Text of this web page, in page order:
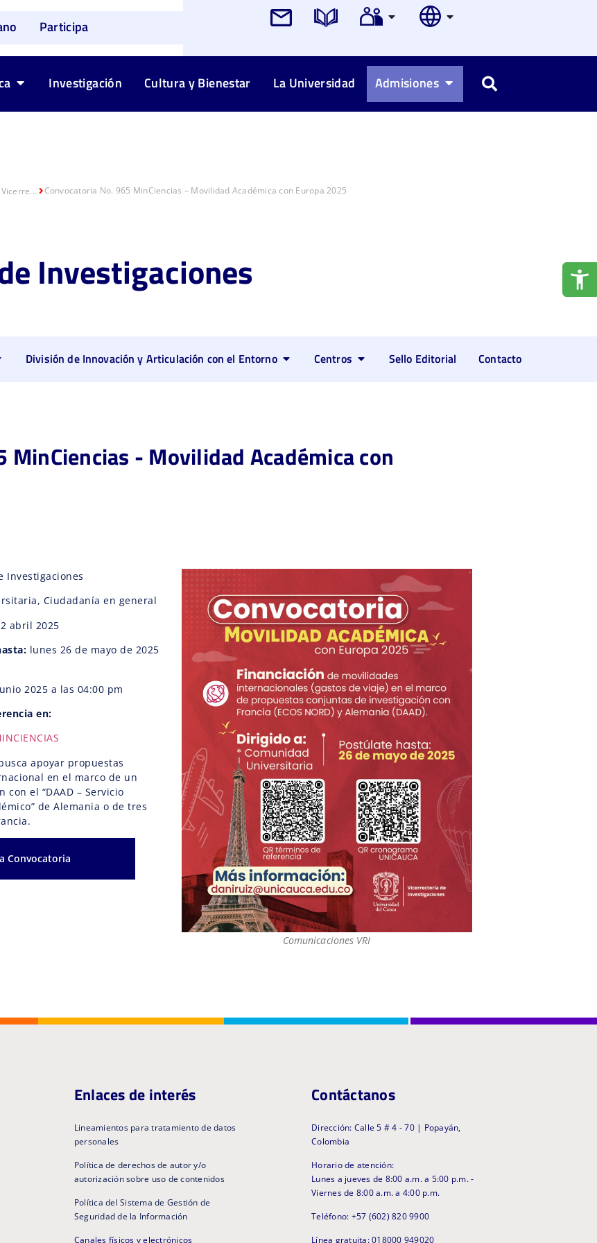
Participa
Investigación Cultura y Bienestar La Universidad Admisiones Buscar
Convocatoria No. 965 MinCiencias – Movilidad Académica con Europa 2025​
Investigaciones
División de Innovación y Articulación con el Entorno Centros Sello Editorial Contacto
MinCiencias - Movilidad Académica con
Investigaciones
Ciudadanía en general
abril 2025
lunes 26 de mayo de 2025
2025 a las 04:00 pm
en:
apoyar propuestas
en el marco de un
el “DAAD – Servicio
de Alemania o de tres
Convocatoria
Comunicaciones VRI
Enlaces de interés
Lineamientos para tratamiento de datos
personales
Política de derechos de autor y/o
autorización sobre uso de contenidos
Política del Sistema de Gestión de
Seguridad de la Información
Canales físicos y electrónicos
Contáctanos
Dirección: Calle 5 # 4 - 70 | Popayán,
Colombia
Horario de atención:
Lunes a jueves de 8:00 a.m. a 5:00 p.m. -
Viernes de 8:00 a.m. a 4:00 p.m.
Teléfono: +57 (602) 820 9900
Línea gratuita: 018000 949020